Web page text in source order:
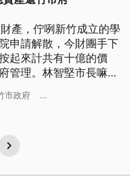
產，佇咧新竹成立的學
申請解散，今財團手下
起來計共有十億的價
管理。林智堅市長嘛
義的一款過程。 眼前
年
市政府 ...